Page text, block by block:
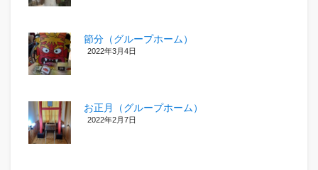
節分（グループホーム）
2022年3月4日
お正月（グループホーム）
2022年2月7日